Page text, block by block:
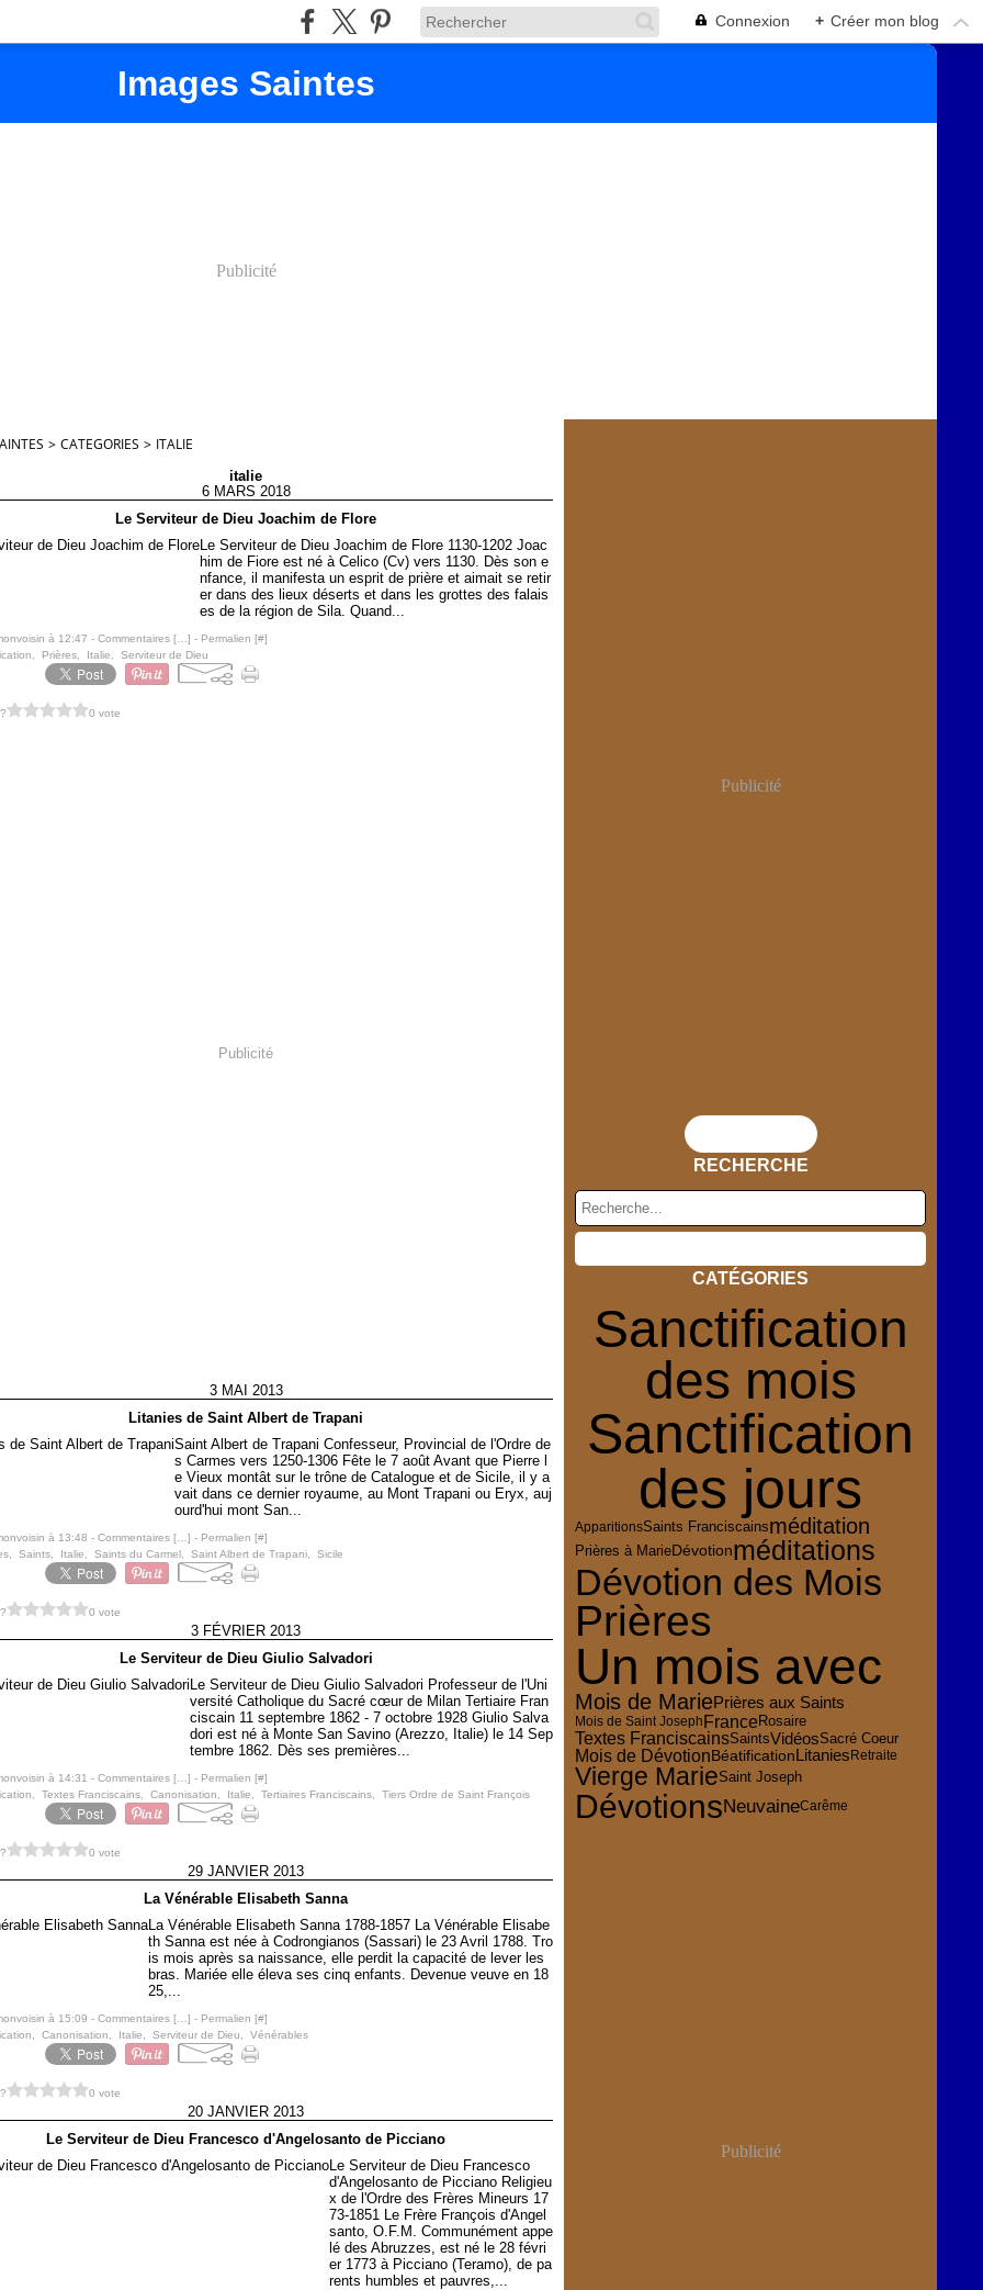
Connexion + Créer mon blog
Images Saintes
Publicité
> CATEGORIES > ITALIE
italie
6 MARS 2018
Le Serviteur de Dieu Joachim de Flore
Le Serviteur de Dieu Joachim de Flore 1130-1202 Joac
him de Fiore est né à Celico (Cv) vers 1130. Dès son e
nfance, il manifesta un esprit de prière et aimait se retir
er dans des lieux déserts et dans les grottes des falais
es de la région de Sila. Quand...
à 12:47 - Commentaires [ ] - Permalien [#]
Prières Italie Serviteur de Dieu
0 vote
Publicité
3 MAI 2013
Litanies de Saint Albert de Trapani
Saint Albert de Trapani Confesseur, Provincial de l'Ordre de
s Carmes vers 1250-1306 Fête le 7 août Avant que Pierre l
e Vieux montât sur le trône de Catalogue et de Sicile, il y a
vait dans ce dernier royaume, au Mont Trapani ou Eryx, auj
ourd'hui mont San...
à 13:48 - Commentaires [ ] - Permalien [#]
Saints Italie Saints du Carmel Saint Albert de Trapani Sicile
0 vote
3 FÉVRIER 2013
Le Serviteur de Dieu Giulio Salvadori
Le Serviteur de Dieu Giulio Salvadori Professeur de l'Uni
versité Catholique du Sacré cœur de Milan Tertiaire Fran
ciscain 11 septembre 1862 - 7 octobre 1928 Giulio Salva
dori est né à Monte San Savino (Arezzo, Italie) le 14 Sep
tembre 1862. Dès ses premières...
à 14:31 - Commentaires [ ] - Permalien [#]
Textes Franciscains Canonisation Italie Tertiaires Franciscains Tiers Ordre de Saint François
0 vote
29 JANVIER 2013
La Vénérable Elisabeth Sanna
La Vénérable Elisabeth Sanna 1788-1857 La Vénérable Elisabe
th Sanna est née à Codrongianos (Sassari) le 23 Avril 1788. Tro
is mois après sa naissance, elle perdit la capacité de lever les
bras. Mariée elle éleva ses cinq enfants. Devenue veuve en 18
25,...
à 15:09 - Commentaires [ ] - Permalien [#]
Canonisation Italie Serviteur de Dieu Vénérables
0 vote
20 JANVIER 2013
Le Serviteur de Dieu Francesco d'Angelosanto de Picciano
Le Serviteur de Dieu Francesco
d'Angelosanto de Picciano Religieu
x de l'Ordre des Frères Mineurs 17
73-1851 Le Frère François d'Angel
santo, O.F.M. Communément appe
lé des Abruzzes, est né le 28 févri
er 1773 à Picciano (Teramo), de pa
rents humbles et pauvres,...
Publicité
RECHERCHE
CATÉGORIES
Sanctification
des mois
Sanctification
des jours
ApparitionsSaints Franciscainsméditation
Prières à MarieDévotionméditations
Dévotion des Mois
Prières
Un mois avec
Mois de MariePrières aux Saints
Mois de Saint JosephFranceRosaire
Textes FranciscainsSaintsVidéosSacré Coeur
Mois de DévotionBéatification Litanies Retraite
Vierge MarieSaint Joseph
DévotionsNeuvaineCarême
Publicité